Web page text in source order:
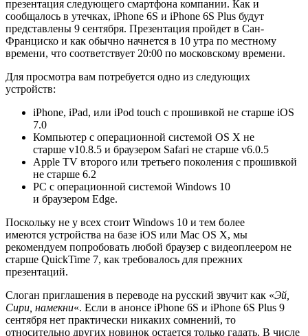
презентация следующего смартфона компании. Как и
сообщалось в утечках, iPhone 6S и iPhone 6S Plus будут
представлены 9 сентября. Презентация пройдет в Сан-
Франциско и как обычно начнется в 10 утра по местному
времени, что соответствует 20:00 по московскому времени.
Для просмотра вам потребуется одно из следующих
устройств:
iPhone, iPad, или iPod touch с прошивкой не старше iOS
7.0
Компьютер с операционной системой OS X не
старше v10.8.5 и браузером Safari не старше v6.0.5
Apple TV второго или третьего поколения с прошивкой
не старше 6.2
PC с операционной системой Windows 10
и браузером Edge.
Поскольку не у всех стоит Windows 10 и тем более
имеются устройства на базе iOS или Mac OS X, мы
рекомендуем попробовать любой браузер с видеоплеером не
старше QuickTime 7, как требовалось для прежних
презентаций.
Слоган приглашения в переводе на русский звучит как «Эй,
Сири, намекни«. Если в анонсе iPhone 6S и iPhone 6S Plus 9
сентября нет практически никаких сомнений, то
относительно других новинок остается только гадать. В числе